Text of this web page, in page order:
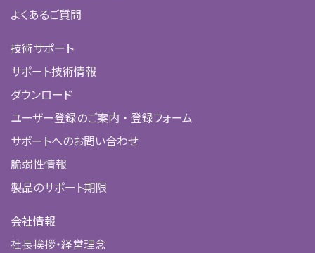
よくあるご質問
技術サポート
サポート技術情報
ダウンロード
ユーザー登録のご案内 ・ 登録フォーム
サポートへのお問い合わせ
脆弱性情報
製品のサポート期限
会社情報
社長挨拶・経営理念